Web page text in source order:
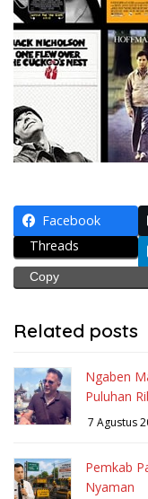
Facebook
Threads
Copy
Related posts
Ngaben
Puluhan
7 Agustus
Pemkab
Nyaman